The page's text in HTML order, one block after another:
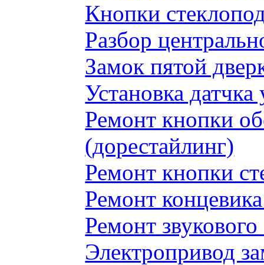
Кнопки
Разбор
Замок пятой
Установка
Ремонт кнопки
(дорестайлинг)
Ремонт кнопки
Ремонт
Ремонт
Электропривод